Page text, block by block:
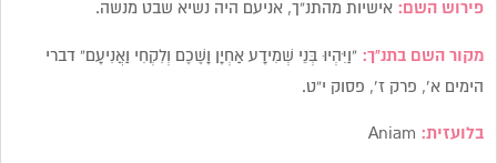
פירוש השם: אישיות מהתנ”ך, אניעם היה נשיא שבט מנשה.
מקור השם בתנ”ך: “וַיִּהְיוּ בְּנֵי שְׁמִידָע אַחְיָן וָשֶׁכֶם וְלִקְחִי וַאֲנִיעָם” דברי
הימים א’, פרק ז’, פסוק י”ט.
בלועזית: